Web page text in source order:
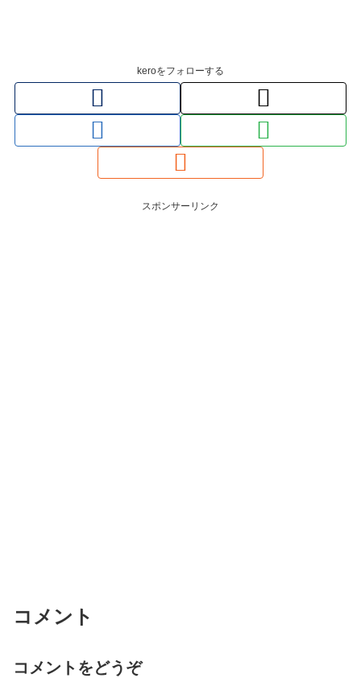
keroをフォローする
スポンサーリンク
コメント
コメントをどうぞ